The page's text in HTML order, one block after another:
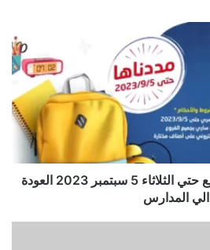
تصفح مجلة عروض المنيع حتي الثلاثاء 5 سبتمبر 2023 العودة
الي المدارس